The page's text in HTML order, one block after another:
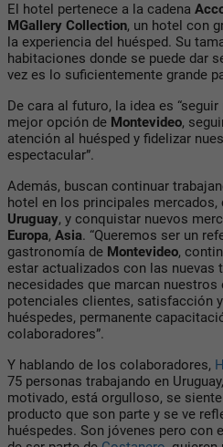
El hotel pertenece a la cadena
MGallery Collection, un hotel con
la experiencia del huésped. Su
habitaciones donde se puede dar
vez es lo suficientemente grande
De cara al futuro, la idea es
mejor opción de Montevideo,
atención al huésped y fidelizar
espectacular”.
Además, buscan continuar
hotel en los principales mercados,
Uruguay, y conquistar nuevos
Europa, Asia. “Queremos ser un
gastronomía de Montevideo,
estar actualizados con las nuevas
necesidades que marcan nuestros
potenciales clientes, satisfacción
huéspedes, permanente
colaboradores”.
Y hablando de los colaboradores,
75 personas trabajando en
motivado, está orgulloso, se
producto que son parte y se ve
huéspedes. Son jóvenes pero con